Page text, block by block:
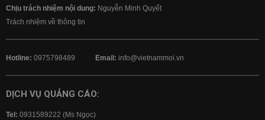
Chịu trách nhiệm nội dung: Nguyễn Minh Quyết
Trách nhiệm về thông tin
Hotline: 0975798489 Email: info@vietnammoi.vn
DỊCH VỤ QUẢNG CÁO:
Tel: 0931589222 (Ms Ngọc)